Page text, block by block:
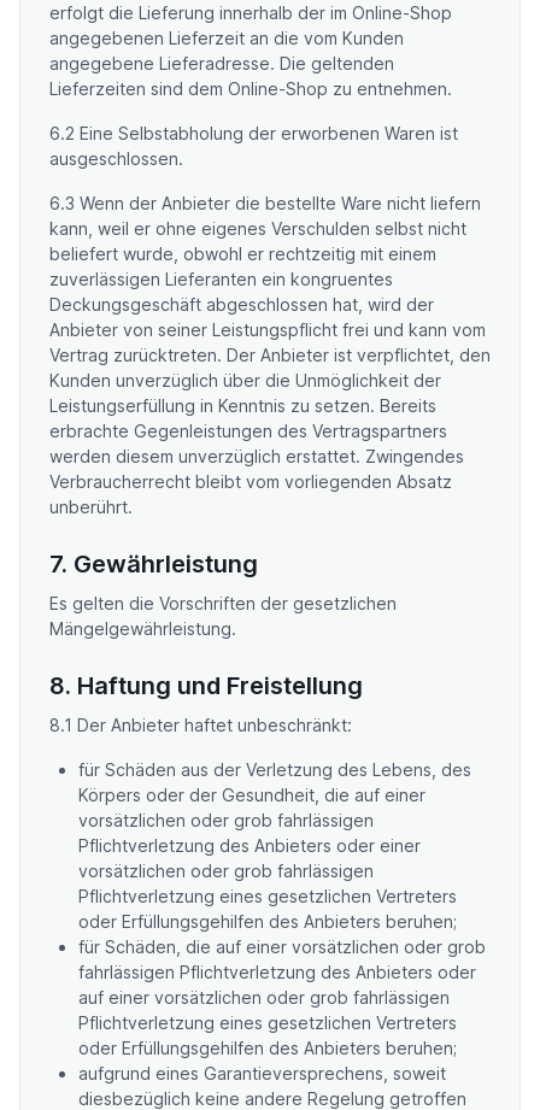
erfolgt die Lieferung innerhalb der im Online-Shop
angegebenen Lieferzeit an die vom Kunden
angegebene Lieferadresse. Die geltenden
Lieferzeiten sind dem Online-Shop zu entnehmen.
6.2 Eine Selbstabholung der erworbenen Waren ist
ausgeschlossen.
6.3 Wenn der Anbieter die bestellte Ware nicht liefern
kann, weil er ohne eigenes Verschulden selbst nicht
beliefert wurde, obwohl er rechtzeitig mit einem
zuverlässigen Lieferanten ein kongruentes
Deckungsgeschäft abgeschlossen hat, wird der
Anbieter von seiner Leistungspflicht frei und kann vom
Vertrag zurücktreten. Der Anbieter ist verpflichtet, den
Kunden unverzüglich über die Unmöglichkeit der
Leistungserfüllung in Kenntnis zu setzen. Bereits
erbrachte Gegenleistungen des Vertragspartners
werden diesem unverzüglich erstattet. Zwingendes
Verbraucherrecht bleibt vom vorliegenden Absatz
unberührt.
7. Gewährleistung
Es gelten die Vorschriften der gesetzlichen
Mängelgewährleistung.
8. Haftung und Freistellung
8.1 Der Anbieter haftet unbeschränkt:
für Schäden aus der Verletzung des Lebens, des
Körpers oder der Gesundheit, die auf einer
vorsätzlichen oder grob fahrlässigen
Pflichtverletzung des Anbieters oder einer
vorsätzlichen oder grob fahrlässigen
Pflichtverletzung eines gesetzlichen Vertreters
oder Erfüllungsgehilfen des Anbieters beruhen;
für Schäden, die auf einer vorsätzlichen oder grob
fahrlässigen Pflichtverletzung des Anbieters oder
auf einer vorsätzlichen oder grob fahrlässigen
Pflichtverletzung eines gesetzlichen Vertreters
oder Erfüllungsgehilfen des Anbieters beruhen;
aufgrund eines Garantieversprechens, soweit
diesbezüglich keine andere Regelung getroffen